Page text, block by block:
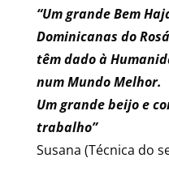
“Um grande Bem
Dominicanas do
têm dado à
num Mundo Melhor.
Um grande beijo e
trabalho”
Susana (Técnica do